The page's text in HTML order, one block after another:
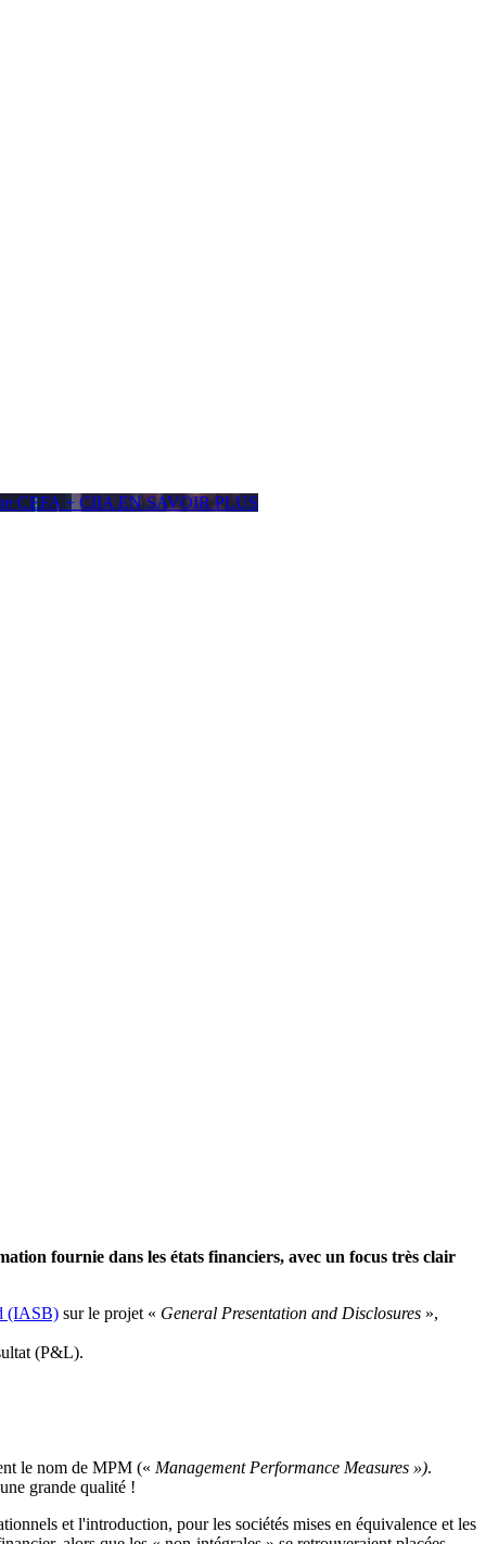
CEFA + CIIA EN SAVOIR PLUS
fournie dans les états financiers, avec un focus très clair
(IASB) sur le projet « General Presentation and Disclosures »,
(P&L).
le nom de MPM (« Management Performance Measures »).
grande qualité !
et l'introduction, pour les sociétés mises en équivalence et les